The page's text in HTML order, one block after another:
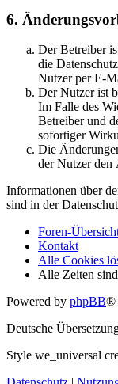
6.
Der Betreiber
die
Nutzer per E-
Der Nutzer ist
Im Falle des
Betreiber und
sofortiger
Die
der Nutzer den
Informationen über
sind in der
Foren-
Kontakt
Alle Cookies
Alle Zeiten sind
Powered by phpBB®
Deutsche
Style we_universal